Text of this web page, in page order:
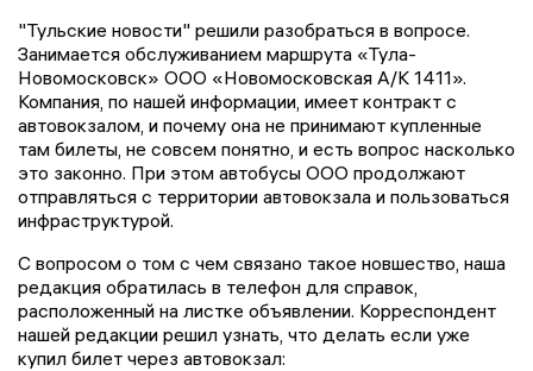
"Тульские новости" решили разобраться в вопросе.
Занимается обслуживанием маршрута «Тула-
Новомосковск» ООО «Новомосковская А/К 1411».
Компания, по нашей информации, имеет контракт с
автовокзалом, и почему она не принимают купленные
там билеты, не совсем понятно, и есть вопрос насколько
это законно. При этом автобусы ООО продолжают
отправляться с территории автовокзала и пользоваться
инфраструктурой.
С вопросом о том с чем связано такое новшество, наша
редакция обратилась в телефон для справок,
расположенный на листке объявлении. Корреспондент
нашей редакции решил узнать, что делать если уже
купил билет через автовокзал: